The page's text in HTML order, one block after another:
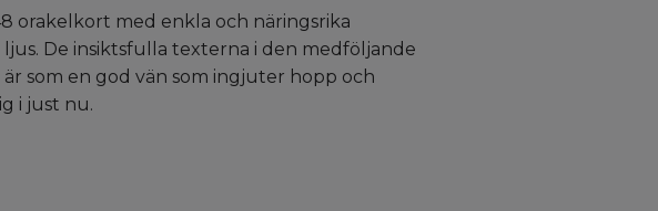
orakelkort med enkla och näringsrika
De insiktsfulla texterna i den medföljande
som en god vän som ingjuter hopp och
i just nu.